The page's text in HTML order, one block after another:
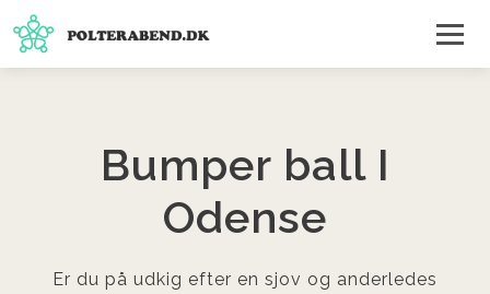
Bumper ball I
Odense
Er du på udkig efter en sjov og anderledes